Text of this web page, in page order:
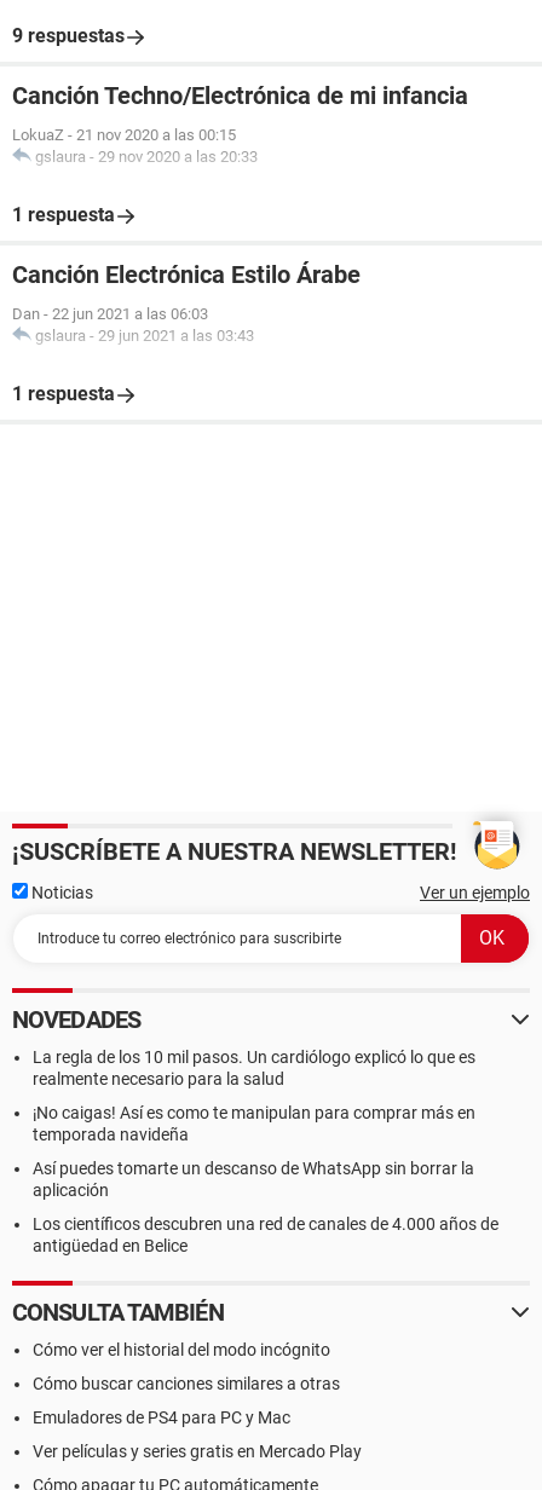
9 respuestas
Canción Techno/Electrónica de mi infancia
LokuaZ - 21 nov 2020 a las 00:15
gslaura - 29 nov 2020 a las 20:33
1 respuesta
Canción Electrónica Estilo Árabe
Dan - 22 jun 2021 a las 06:03
gslaura - 29 jun 2021 a las 03:43
1 respuesta
¡SUSCRÍBETE A NUESTRA NEWSLETTER!
Noticias Ver un ejemplo
NOVEDADES
La regla de los 10 mil pasos. Un cardiólogo explicó lo que es
realmente necesario para la salud
¡No caigas! Así es como te manipulan para comprar más en
temporada navideña
Así puedes tomarte un descanso de WhatsApp sin borrar la
aplicación
Los científicos descubren una red de canales de 4.000 años de
antigüedad en Belice
CONSULTA TAMBIÉN
Cómo ver el historial del modo incógnito
Cómo buscar canciones similares a otras
Emuladores de PS4 para PC y Mac
Ver películas y series gratis en Mercado Play
Cómo apagar tu PC automáticamente